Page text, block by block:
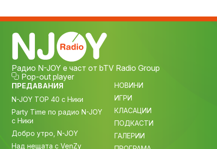
Радио N-JOY е част от bTV Radio Group
Pop-out player
ПРЕДАВАНИЯ
N-JOY TOP 40 с Ники
Party Time по радио N-JOY
с Ники
Добро утро, N-JOY
Над нещата с VenZy
НОВИНИ
ИГРИ
КЛАСАЦИИ
ПОДКАСТИ
ГАЛЕРИИ